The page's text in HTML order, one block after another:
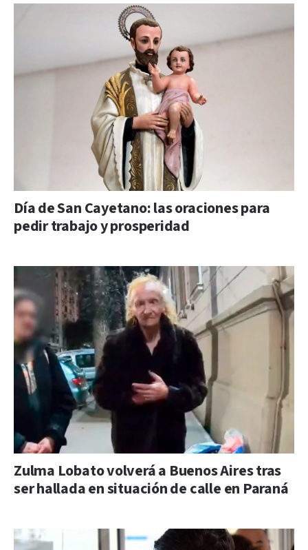
Día de San Cayetano: las oraciones para
pedir trabajo y prosperidad
Zulma Lobato volverá a Buenos Aires tras
ser hallada en situación de calle en Paraná